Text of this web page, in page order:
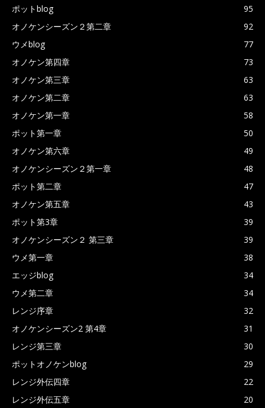
ポットblog
95
オノケンシーズン２第二章
92
ウメblog
77
オノケン第四章
73
オノケン第三章
63
オノケン第二章
63
オノケン第一章
58
ポット第一章
50
オノケン第六章
49
オノケンシーズン２第一章
48
ポット第二章
47
オノケン第五章
43
ポット第3章
39
オノケンシーズン２ 第三章
39
ウメ第一章
38
エッジblog
34
ウメ第二章
34
レンジ序章
32
オノケンシーズン2 第4章
31
レンジ第三章
30
ポットオノケンblog
29
レンジ外伝四章
22
レンジ外伝五章
20